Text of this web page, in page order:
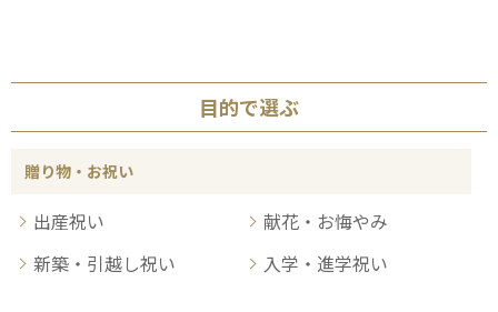
目的で選ぶ
贈り物・お祝い
出産祝い
献花・お悔やみ
新築・引越し祝い
入学・進学祝い